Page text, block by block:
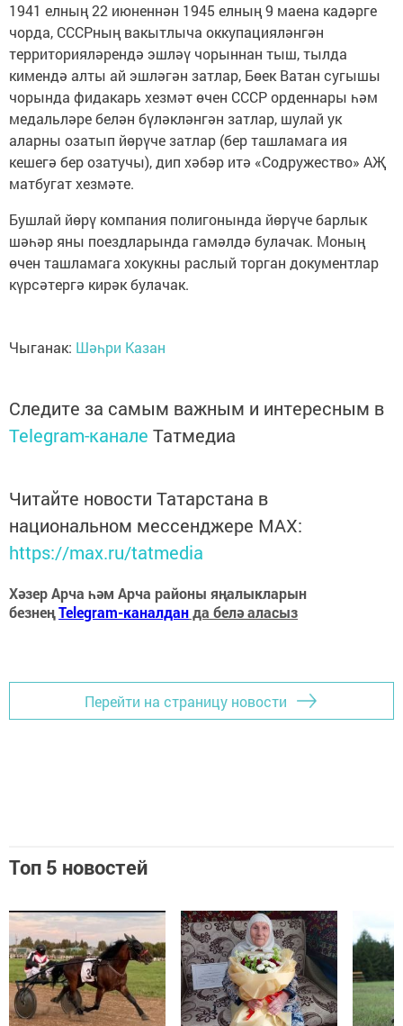
1941 елның 22 июненнән 1945 елның 9 маена кадәрге
чорда, СССРның вакытлыча оккупацияләнгән
территорияләрендә эшләү чорыннан тыш, тылда
кимендә алты ай эшләгән затлар, Бөек Ватан сугышы
чорында фидакарь хезмәт өчен СССР орденнары һәм
медальләре белән бүләкләнгән затлар, шулай ук
аларны озатып йөрүче затлар (бер ташламага ия
кешегә бер озатучы), дип хәбәр итә «Содружество» АҖ
матбугат хезмәте.
Бушлай йөрү компания полигонында йөрүче барлык
шәһәр яны поездларында гамәлдә булачак. Моның
өчен ташламага хокукны раслый торган документлар
күрсәтергә кирәк булачак.
Чыганак: Шәһри Казан
Следите за самым важным и интересным в
Telegram-канале Татмедиа
Читайте новости Татарстана в
национальном мессенджере MАХ:
https://max.ru/tatmedia
Хәзер Арча һәм Арча районы яңалыкларын
безнеңTelegram-каналданда белә аласыз
Перейти на страницу новости
Топ 5 новостей